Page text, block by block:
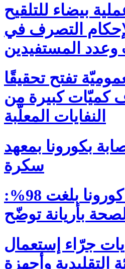
بيضاء للتلقيح
التصرف في
وعدد المستفيدين
تفتح تحقيقًا
كميّات كبيرة من
النفايات المعلّبة
16 اصابة بكورونا بمعهد
سكرة
نسبة عدوى كورونا بلغت 98%:
بأريانة توضّح
..7 وفايات جرّاء إستعمال
التقليدية وأجهزة